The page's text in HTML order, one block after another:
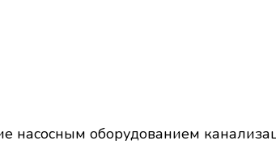
насосным оборудованием